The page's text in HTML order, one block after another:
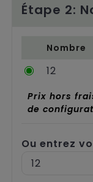
Étape 2:
Nombre
12
Ou entrez
Prix hors
de